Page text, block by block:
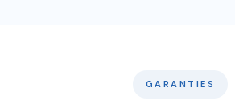
GARANTIES